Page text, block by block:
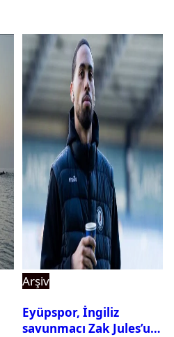
Arşiv
Eyüpspor, İngiliz
savunmacı Zak Jules’u